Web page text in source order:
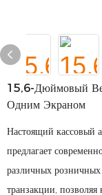
15,6-Дюймовый
Одним Экраном
Настоящий кассовый
предлагает
различных
транзакции,